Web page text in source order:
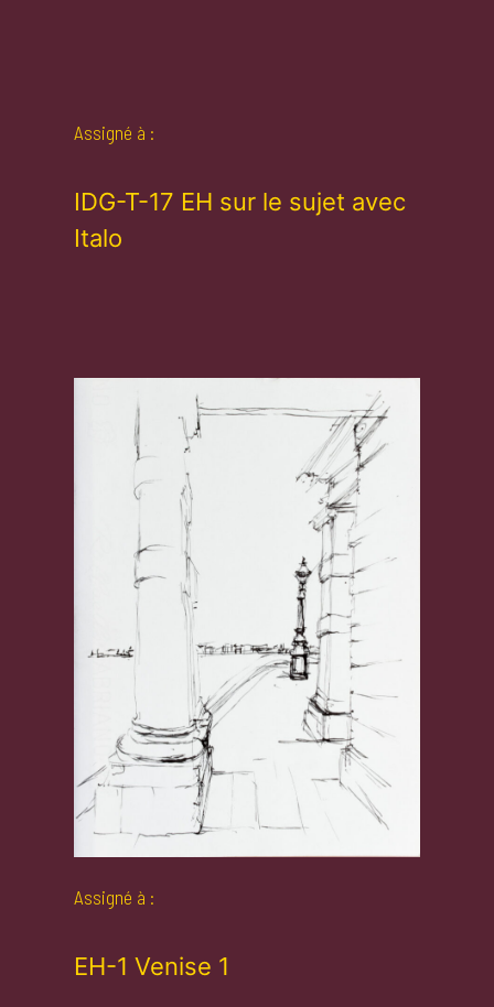
Assigné à :
IDG-T-17 EH sur le sujet avec
Italo
Assigné à :
EH-1 Venise 1